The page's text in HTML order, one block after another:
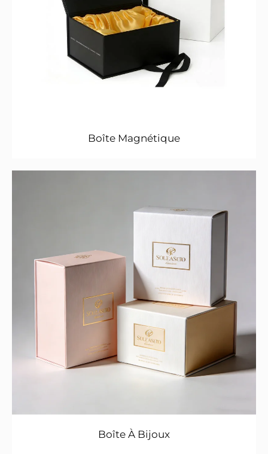
Boîte Magnétique
Boîte À Bijoux